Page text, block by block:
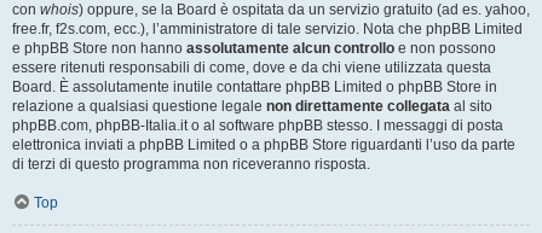
con whois) oppure, se la Board è ospitata da un servizio gratuito (ad es. yahoo,
free.fr, f2s.com, ecc.), l’amministratore di tale servizio. Nota che phpBB Limited
e phpBB Store non hanno assolutamente alcun controllo e non possono
essere ritenuti responsabili di come, dove e da chi viene utilizzata questa
Board. È assolutamente inutile contattare phpBB Limited o phpBB Store in
relazione a qualsiasi questione legale non direttamente collegata al sito
phpBB.com, phpBB-Italia.it o al software phpBB stesso. I messaggi di posta
elettronica inviati a phpBB Limited o a phpBB Store riguardanti l’uso da parte
di terzi di questo programma non riceveranno risposta.
Top